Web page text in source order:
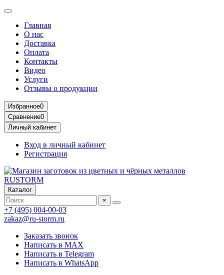
Главная
О нас
Доставка
Оплата
Контакты
Видео
Услуги
Отзывы о продукции
Избранное0
Сравнение0
Личный кабинет
Вход в личный кабинет
Регистрация
Каталог
×
+7 (495) 004-00-03
zakaz@ru-storm.ru
Заказать звонок
Написать в MAX
Написать в Telegram
Написать в WhatsApp